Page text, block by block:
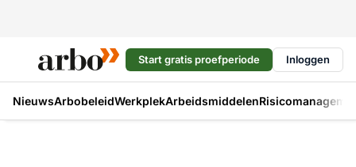
Start gratis proefperiode Inloggen
NieuwsArbobeleidWerkplekArbeidsmiddelen